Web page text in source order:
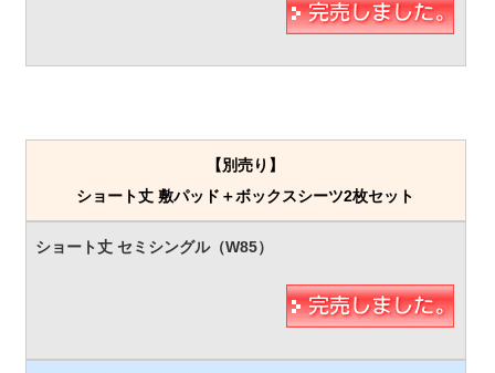
【別売り】
ショート丈 敷パッド＋ボックスシーツ2枚セット